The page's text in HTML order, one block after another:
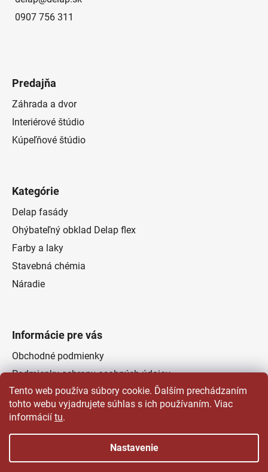
Tento web používa súbory cookie. Ďalším prechádzaním
tohto webu vyjadrujete súhlas s ich používaním. Viac
informácií tu.
Nastavenie
0907 756 311
Predajňa
Záhrada a dvor
Interiérové štúdio
Kúpeľňové štúdio
Kategórie
Delap fasády
Ohýbateľný obklad Delap flex
Farby a laky
Stavebná chémia
Náradie
Informácie pre vás
Obchodné podmienky
Podmienky ochrany osobných údajov
Odstúpenie od zmluvy
Kontakty